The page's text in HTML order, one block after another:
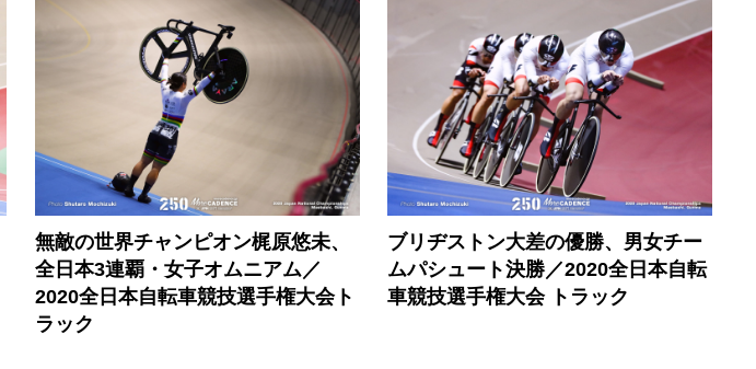
無敵の世界チャンピオン梶原悠未、
全日本3連覇・女子オムニアム／
2020全日本自転車競技選手権大会ト
ラック
ブリヂストン大差の優勝、男女チー
ムパシュート決勝／2020全日本自転
車競技選手権大会 トラック